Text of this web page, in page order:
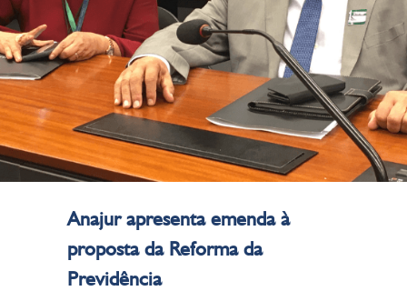
Anajur apresenta emenda à
proposta da Reforma da
Previdência